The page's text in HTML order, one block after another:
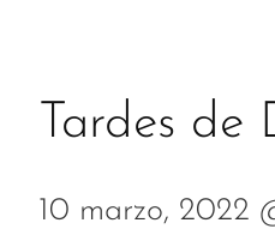
Tardes de
10 marzo, 2022